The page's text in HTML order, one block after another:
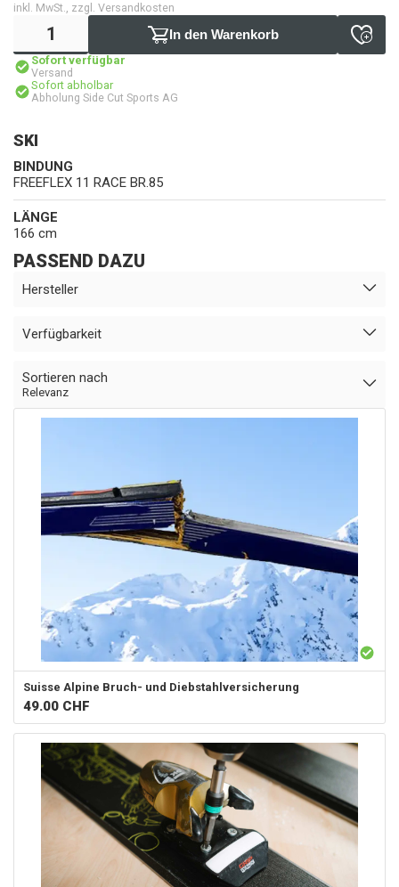
inkl. MwSt., zzgl. Versandkosten
In den Warenkorb
Sofort verfügbar
Versand
Sofort abholbar
Abholung Side Cut Sports AG
SKI
BINDUNG
FREEFLEX 11 RACE BR.85
LÄNGE
166 cm
PASSEND DAZU
Hersteller
Verfügbarkeit
Sortieren nach
Relevanz
Suisse Alpine Bruch- und Diebstahlversicherung
49.00 CHF